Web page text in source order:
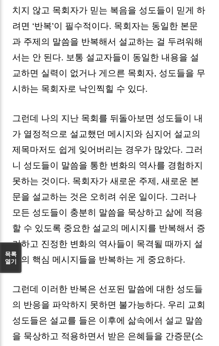
치지 않고 목회자가 믿는 복음을 성도들이 믿게 하
려면 ‘반복’이 필수적이다. 목회자는 동일한 본문
과 주제의 말씀을 반복해서 설교하는 걸 두려워해
서는 안 된다. 보통 설교자들이 동일한 내용을 설
교하면 실력이 없거나 게으른 목회자, 성도들을 무
시하는 목회자로 낙인찍힐 수 있다.
그런데 나의 지난 목회를 뒤돌아보면 성도들이 내
가 열정적으로 설교했던 메시지와 심지어 설교의
제목마저도 쉽게 잊어버리는 경우가 많았다. 그러
니 성도들이 말씀을 통한 변화의 역사를 경험하지
못하는 것이다. 목회자가 새로운 주제, 새로운 본
문을 설교하는 것은 오히려 쉬운 일이다. 그러나
모든 성도들이 충분히 말씀을 묵상하고 삶에 적용
할 수 있도록 중요한 설교의 메시지를 반복해서 증
거하고 진정한 변화의 역사들이 목격될 때까지 설
교의 핵심 메시지들을 반복하는 게 중요하다.
그런데 이러한 반복은 선포된 말씀에 대한 성도들
의 반응을 파악하지 못하면 불가능하다. 우리 교회
성도들은 설교를 들은 이후에 삶속에서 설교 말씀
을 묵상하고 적용하면서 받은 은혜들을 간증문(소
목록
열기